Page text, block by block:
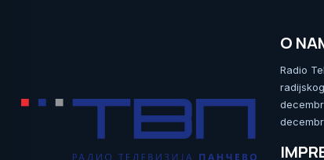
O
Radio